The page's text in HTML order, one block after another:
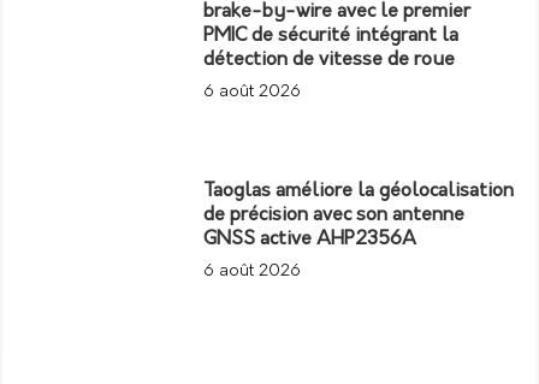
brake-by-wire avec le premier
PMIC de sécurité intégrant la
détection de vitesse de roue
6 août 2026
Taoglas améliore la géolocalisation
de précision avec son antenne
GNSS active AHP2356A
6 août 2026